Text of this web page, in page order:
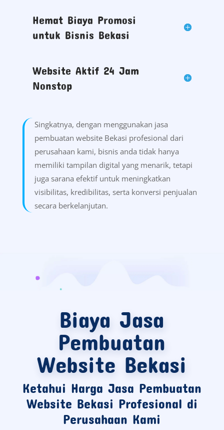
Hemat Biaya Promosi
untuk Bisnis Bekasi
Website Aktif 24 Jam
Nonstop
Singkatnya, dengan menggunakan jasa
pembuatan website Bekasi profesional dari
perusahaan kami, bisnis anda tidak hanya
memiliki tampilan digital yang menarik, tetapi
juga sarana efektif untuk meningkatkan
visibilitas, kredibilitas, serta konversi penjualan
secara berkelanjutan.
Biaya Jasa
Pembuatan
Website Bekasi
Ketahui Harga Jasa Pembuatan
Website Bekasi Profesional di
Perusahaan Kami